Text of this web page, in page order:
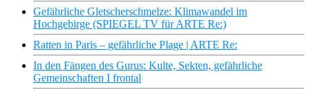
Gefährliche Gletscherschmelze: Klimawandel im
Hochgebirge (SPIEGEL TV für ARTE Re:)
Ratten in Paris – gefährliche Plage | ARTE Re:
In den Fängen des Gurus: Kulte, Sekten, gefährliche
Gemeinschaften I frontal